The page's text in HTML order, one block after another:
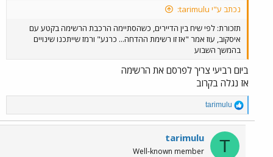
נכתב ע"י tarimulu:
תזכורת: לפי שיח בין הדיירים, כשהסתיימה הרכבת הרשימה בקטע עם
איסקוב, עוז אמר "אז זו רשימת ההדחה... כרגע" ורמז שייתכנו שינויים
בהמשך השבוע
ביום רביעי צריך לפרסם את הרשימה
אז נגלה בקרוב
R
e
a
c
tarimulu
T
tarimulu
Well-known member